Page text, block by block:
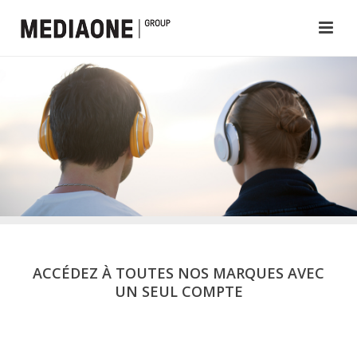
ACCÉDEZ À TOUTES NOS MARQUES AVEC
UN SEUL COMPTE